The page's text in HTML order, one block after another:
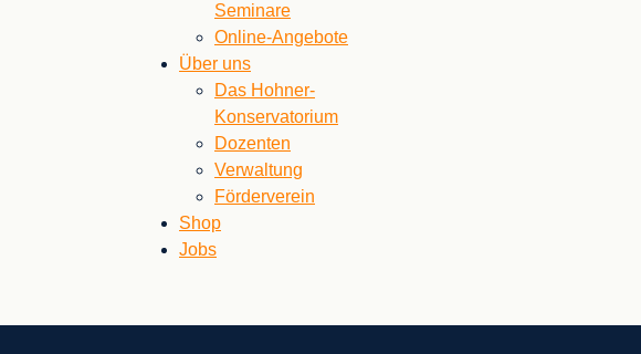
Seminare
Online-Angebote
Über uns
Das Hohner-
Konservatorium
Dozenten
Verwaltung
Förderverein
Shop
Jobs